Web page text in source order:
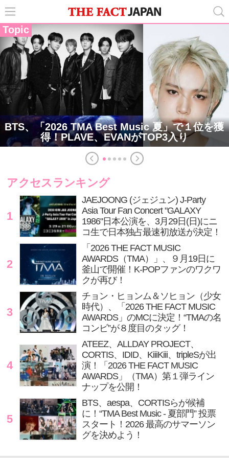
Topic
BTS、「2026 TMA Best Music 夏」で１位を獲
得！PLAVE、EVANがTOP3入り
アクセスランキング
1
JAEJOONG (ジェジュン) J-Party
Asia Tour Fan Concert "GALAXY
1986"日本公演を、3月29日(日)にニ
コ生で日本独占最速初放送が決定！
2
「2026 THE FACT MUSIC
AWARDS（TMA）」、９月19日に
釜山で開催！K-POPファンのワクワ
クが再び！
3
チョン・ヒョンム＆ソヒョン（少女
時代）、「2026 THE FACT MUSIC
AWARDS」のMCに決定！“TMAの名
コンビ”が８度目のタッグ！
4
ATEEZ、ALLDAY PROJECT、
CORTIS、IDID、KiiiKiii、tripleSが出
演！「2026 THE FACT MUSIC
AWARDS」（TMA）第１弾ライン
ナップを公開！
5
BTS、aespa、CORTISらが候補
に！“TMA Best Music - 夏部門” 投票
スタート！2026 最高のサマーソン
グを決めよう！